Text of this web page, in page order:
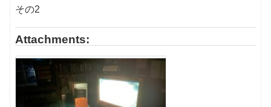
その2
Attachments: